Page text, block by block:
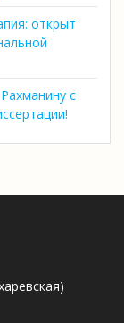
открыт
с